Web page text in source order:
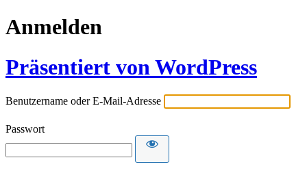
Anmelden
Präsentiert von WordPress
Benutzername oder E-Mail-Adresse
Passwort